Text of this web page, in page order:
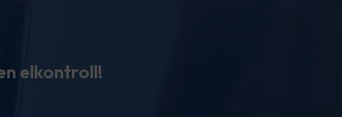
elkontroll!